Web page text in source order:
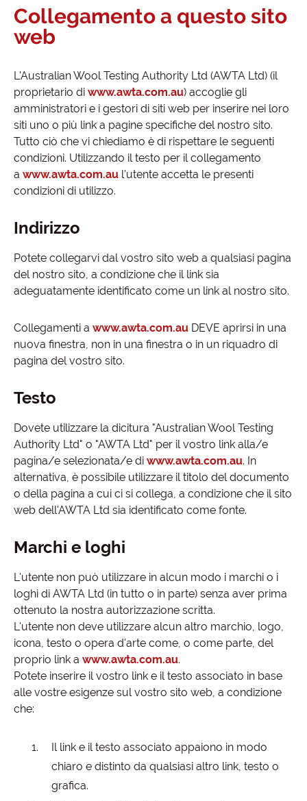
Collegamento a questo sito
web
L'Australian Wool Testing Authority Ltd (AWTA Ltd) (il
proprietario di www.awta.com.au) accoglie gli
amministratori e i gestori di siti web per inserire nei loro
siti uno o più link a pagine specifiche del nostro sito.
Tutto ciò che vi chiediamo è di rispettare le seguenti
condizioni. Utilizzando il testo per il collegamento
a www.awta.com.au l'utente accetta le presenti
condizioni di utilizzo.
Indirizzo
Potete collegarvi dal vostro sito web a qualsiasi pagina
del nostro sito, a condizione che il link sia
adeguatamente identificato come un link al nostro sito.
Collegamenti a www.awta.com.au DEVE aprirsi in una
nuova finestra, non in una finestra o in un riquadro di
pagina del vostro sito.
Testo
Dovete utilizzare la dicitura "Australian Wool Testing
Authority Ltd" o "AWTA Ltd" per il vostro link alla/e
pagina/e selezionata/e di www.awta.com.au. In
alternativa, è possibile utilizzare il titolo del documento
o della pagina a cui ci si collega, a condizione che il sito
web dell'AWTA Ltd sia identificato come fonte.
Marchi e loghi
L'utente non può utilizzare in alcun modo i marchi o i
loghi di AWTA Ltd (in tutto o in parte) senza aver prima
ottenuto la nostra autorizzazione scritta.
L'utente non deve utilizzare alcun altro marchio, logo,
icona, testo o opera d'arte come, o come parte, del
proprio link a www.awta.com.au.
Potete inserire il vostro link e il testo associato in base
alle vostre esigenze sul vostro sito web, a condizione
che:
Il link e il testo associato appaiono in modo
chiaro e distinto da qualsiasi altro link, testo o
grafica.